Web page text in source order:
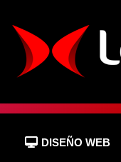
DISEÑO WEB